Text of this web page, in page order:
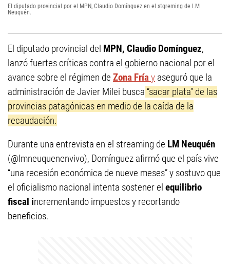
El diputado provincial por el MPN, Claudio Domínguez en el stgreming de LM
Neuquén.
El diputado provincial del MPN, Claudio Domínguez,
lanzó fuertes críticas contra el gobierno nacional por el
avance sobre el régimen de Zona Fríay aseguró que la
administración de Javier Milei busca “sacar plata” de las
provincias patagónicas en medio de la caída de la
recaudación.
Durante una entrevista en el streaming de LM Neuquén
(@lmneuquenenvivo), Domínguez afirmó que el país vive
“una recesión económica de nueve meses” y sostuvo que
el oficialismo nacional intenta sostener el equilibrio
fiscal incrementando impuestos y recortando
beneficios.